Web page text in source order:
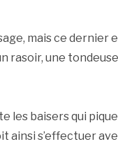
mais ce dernier
rasoir, une
les baisers qui
ainsi s’effectuer